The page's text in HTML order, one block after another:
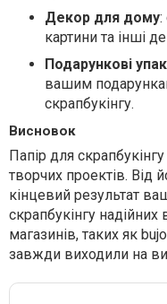
Декор для дому:
картини та інші
Подарункові
вашим
скрапбукінгу.
Висновок
Папір для
творчих проектів. Від
кінцевий результат
скрапбукінгу
магазинів, таких як
завжди виходили на